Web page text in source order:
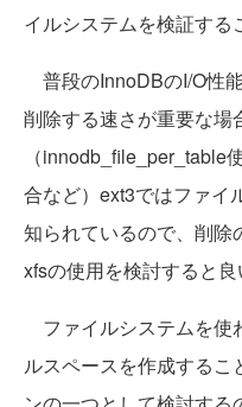
イルシステムを検証する
普段のInnoDBのI/O性
削除する速さが重要な場
（innodb_file_per_table
合など）ext3ではファイ
知られているので、削除
xfsの使用を検討すると良
ファイルシステムを使
ルスペースを作成するこ